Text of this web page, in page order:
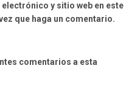
y sitio web en este
que haga un comentario.
comentarios a esta